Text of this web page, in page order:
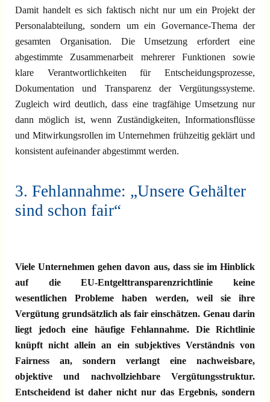
Damit handelt es sich faktisch nicht nur um ein Projekt der
Personalabteilung, sondern um ein Governance-Thema der
gesamten Organisation. Die Umsetzung erfordert eine
abgestimmte Zusammenarbeit mehrerer Funktionen sowie
klare Verantwortlichkeiten für Entscheidungsprozesse,
Dokumentation und Transparenz der Vergütungssysteme.
Zugleich wird deutlich, dass eine tragfähige Umsetzung nur
dann möglich ist, wenn Zuständigkeiten, Informationsflüsse
und Mitwirkungsrollen im Unternehmen frühzeitig geklärt und
konsistent aufeinander abgestimmt werden.
3. Fehlannahme: „Unsere Gehälter
sind schon fair“
Viele Unternehmen gehen davon aus, dass sie im Hinblick
auf die EU-Entgelttransparenzrichtlinie keine
wesentlichen Probleme haben werden, weil sie ihre
Vergütung grundsätzlich als fair einschätzen. Genau darin
liegt jedoch eine häufige Fehlannahme. Die Richtlinie
knüpft nicht allein an ein subjektives Verständnis von
Fairness an, sondern verlangt eine nachweisbare,
objektive und nachvollziehbare Vergütungsstruktur.
Entscheidend ist daher nicht nur das Ergebnis, sondern